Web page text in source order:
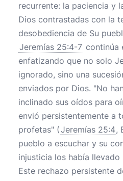
recurrente: la paciencia y
Dios contrastadas con la
desobediencia de Su
Jeremías 25:4-7 continúa
enfatizando que no solo
ignorado, sino una
enviados por Dios. "No
inclinado sus oídos para
envió persistentemente a
profetas" (Jeremías 25:4,
pueblo a escuchar y su
injusticia los había
Este rechazo persistente